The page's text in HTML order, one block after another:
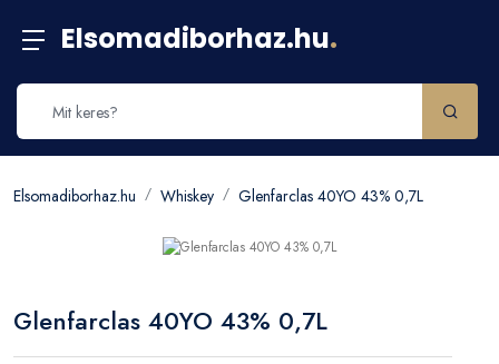
Elsomadiborhaz.hu.
Elsomadiborhaz.hu Whiskey Glenfarclas 40YO 43% 0,7L
Glenfarclas 40YO 43% 0,7L